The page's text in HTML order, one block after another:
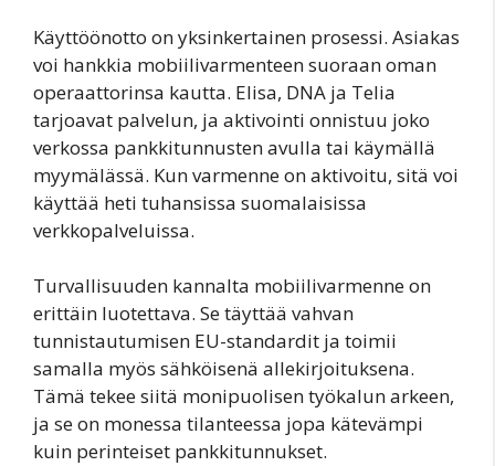
Käyttöönotto on yksinkertainen prosessi. Asiakas
voi hankkia mobiilivarmenteen suoraan oman
operaattorinsa kautta. Elisa, DNA ja Telia
tarjoavat palvelun, ja aktivointi onnistuu joko
verkossa pankkitunnusten avulla tai käymällä
myymälässä. Kun varmenne on aktivoitu, sitä voi
käyttää heti tuhansissa suomalaisissa
verkkopalveluissa.
Turvallisuuden kannalta mobiilivarmenne on
erittäin luotettava. Se täyttää vahvan
tunnistautumisen EU-standardit ja toimii
samalla myös sähköisenä allekirjoituksena.
Tämä tekee siitä monipuolisen työkalun arkeen,
ja se on monessa tilanteessa jopa kätevämpi
kuin perinteiset pankkitunnukset.